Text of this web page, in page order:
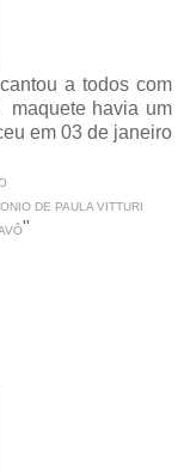
a todos com
maquete havia um
em 03 de janeiro
DE PAULA VITTURI
"